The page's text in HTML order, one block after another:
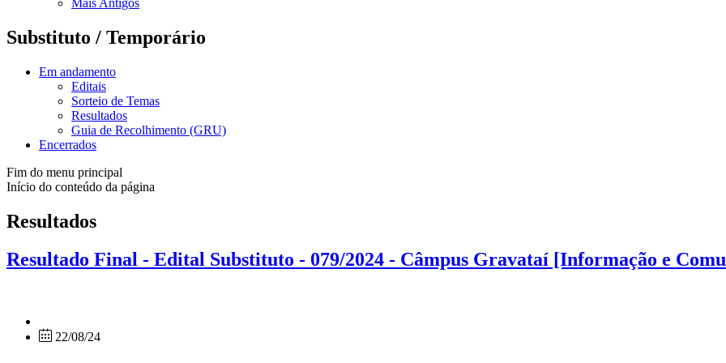
Mais Antigos
Substituto / Temporário
Em andamento
Editais
Sorteio de Temas
Resultados
Guia de Recolhimento (GRU)
Encerrados
Fim do menu principal
Início do conteúdo da página
Resultados
Resultado Final - Edital Substituto - 079/2024 - Câmpus Gravataí [Informação e
22/08/24